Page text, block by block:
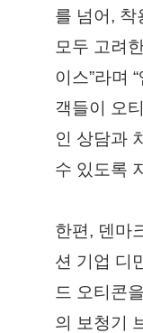
를 넘어, 착
모두 고려
이스”라며
객들이 오
인 상담과
수 있도록
한편, 덴마
션 기업 디
드 오티콘
의 보청기